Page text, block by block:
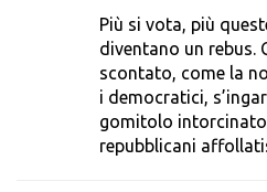
Più si vota, più
diventano un rebus.
scontato, come la
i democratici,
gomitolo
repubblicani